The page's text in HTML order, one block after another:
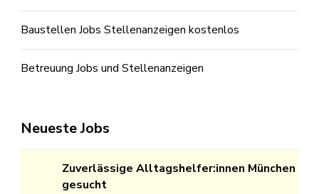
Baustellen Jobs Stellenanzeigen kostenlos
Betreuung Jobs und Stellenanzeigen
Neueste Jobs
Zuverlässige Alltagshelfer:innen München
gesucht